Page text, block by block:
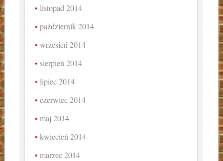
listopad 2014
październik 2014
wrzesień 2014
sierpień 2014
lipiec 2014
czerwiec 2014
maj 2014
kwiecień 2014
marzec 2014